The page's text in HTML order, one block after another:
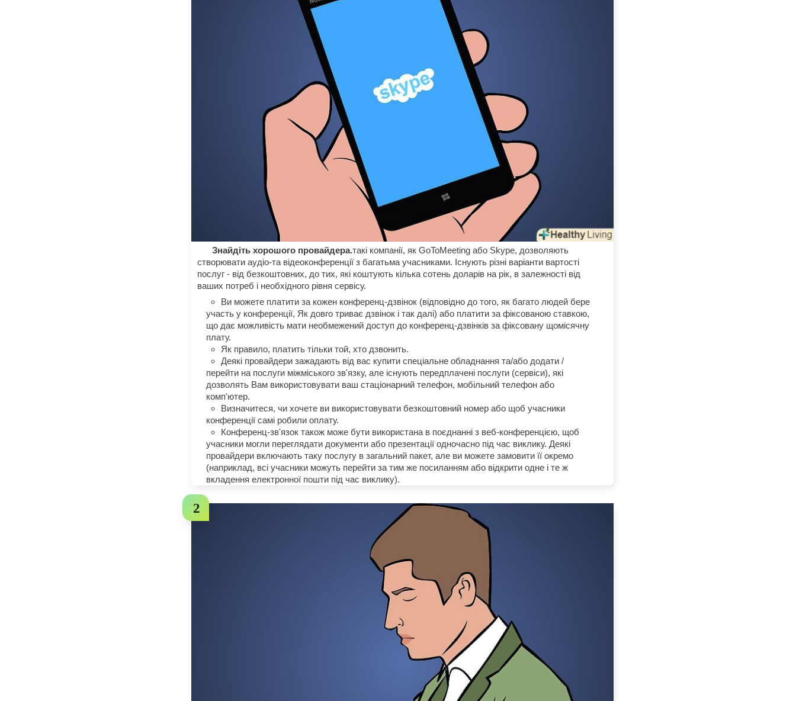
Знайдіть хорошого провайдера.такі компанії, як GoToMeeting або Skype, дозволяють
створювати аудіо-та відеоконференції з багатьма учасниками. Існують різні варіанти вартості
послуг - від безкоштовних, до тих, які коштують кілька сотень доларів на рік, в залежності від
ваших потреб і необхідного рівня сервісу.
Ви можете платити за кожен конференц-дзвінок (відповідно до того, як багато людей бере
участь у конференції, Як довго триває дзвінок і так далі) або платити за фіксованою ставкою,
що дає можливість мати необмежений доступ до конференц-дзвінків за фіксовану щомісячну
плату.
Як правило, платить тільки той, хто дзвонить.
Деякі провайдери зажадають від вас купити спеціальне обладнання та/або додати /
перейти на послуги міжміського зв'язку, але існують передплачені послуги (сервіси), які
дозволять Вам використовувати ваш стаціонарний телефон, мобільний телефон або
комп'ютер.
Визначитеся, чи хочете ви використовувати безкоштовний номер або щоб учасники
конференції самі робили оплату.
Конференц-зв'язок також може бути використана в поєднанні з веб-конференцією, щоб
учасники могли переглядати документи або презентації одночасно під час виклику. Деякі
провайдери включають таку послугу в загальний пакет, але ви можете замовити її окремо
(наприклад, всі учасники можуть перейти за тим же посиланням або відкрити одне і те ж
вкладення електронної пошти під час виклику).